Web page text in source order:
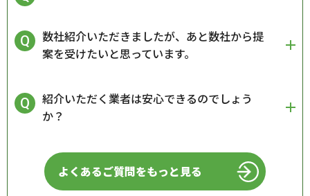
数社紹介いただきましたが、あと数社から提
案を受けたいと思っています。
紹介いただく業者は安心できるのでしょう
か？
よくあるご質問をもっと見る